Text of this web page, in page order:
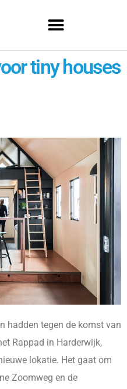
tiny houses
hadden tegen de komst van
Rappad in Harderwijk,
lokatie. Het gaat om
Zoomweg en de